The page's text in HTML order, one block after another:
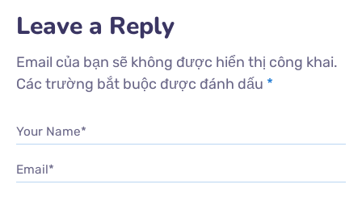
Leave a Reply
Email của bạn sẽ không được hiển thị công khai.
Các trường bắt buộc được đánh dấu *
Your Name*
Email*